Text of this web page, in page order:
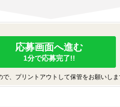
応募画面へ進む
1分で応募完了!!
、プリントアウトして保管をお願いしま